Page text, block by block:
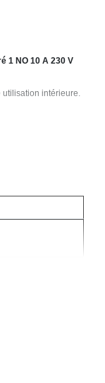
1 NO 10 A 230 V
intérieure.